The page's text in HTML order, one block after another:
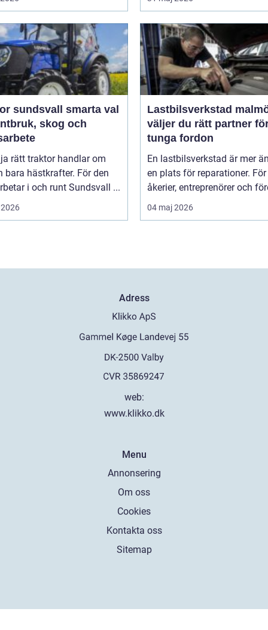
smarta val
skog och
rätt traktor handlar om
bara hästkrafter. För den
i och runt Sundsvall ...
Lastbilsverkstad malmö
väljer du rätt partner
tunga fordon
En lastbilsverkstad är mer
en plats för reparationer. För
åkerier, entreprenörer och
04 maj 2026
Adress
web:
www.klikko.dk
Menu
Annonsering
Om oss
Cookies
Kontakta oss
Sitemap